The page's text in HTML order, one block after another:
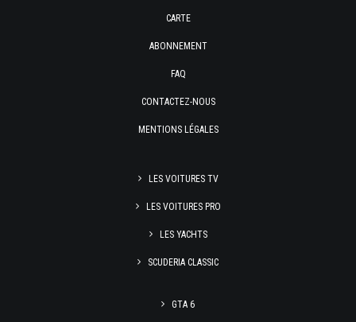
CARTE
ABONNEMENT
FAQ
CONTACTEZ-NOUS
MENTIONS LÉGALES
LES VOITURES TV
LES VOITURES PRO
LES YACHTS
SCUDERIA CLASSIC
GTA 6